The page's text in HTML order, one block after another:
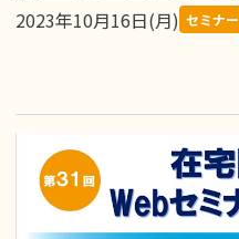
2023年10月16日(月) セミナー